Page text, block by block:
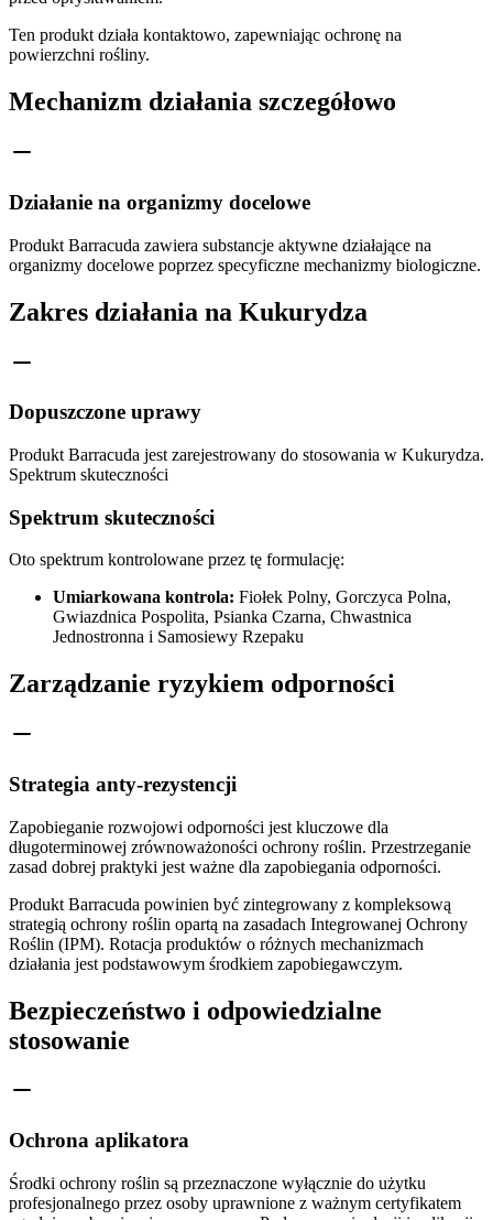
Ten produkt działa kontaktowo, zapewniając ochronę na
powierzchni rośliny.
Mechanizm działania szczegółowo
Działanie na organizmy docelowe
Produkt Barracuda zawiera substancje aktywne działające na
organizmy docelowe poprzez specyficzne mechanizmy biologiczne.
Zakres działania na Kukurydza
Dopuszczone uprawy
Produkt Barracuda jest zarejestrowany do stosowania w Kukurydza.
Spektrum skuteczności
Spektrum skuteczności
Oto spektrum kontrolowane przez tę formulację:
Umiarkowana kontrola: Fiołek Polny, Gorczyca Polna,
Gwiazdnica Pospolita, Psianka Czarna, Chwastnica
Jednostronna i Samosiewy Rzepaku
Zarządzanie ryzykiem odporności
Strategia anty-rezystencji
Zapobieganie rozwojowi odporności jest kluczowe dla
długoterminowej zrównoważoności ochrony roślin. Przestrzeganie
zasad dobrej praktyki jest ważne dla zapobiegania odporności.
Produkt Barracuda powinien być zintegrowany z kompleksową
strategią ochrony roślin opartą na zasadach Integrowanej Ochrony
Roślin (IPM). Rotacja produktów o różnych mechanizmach
działania jest podstawowym środkiem zapobiegawczym.
Bezpieczeństwo i odpowiedzialne
stosowanie
Ochrona aplikatora
Środki ochrony roślin są przeznaczone wyłącznie do użytku
profesjonalnego przez osoby uprawnione z ważnym certyfikatem